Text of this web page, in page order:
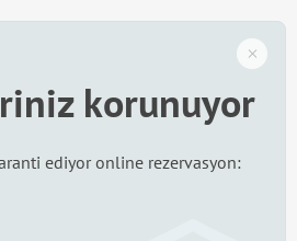
korunuyor
ediyor online rezervasyon: